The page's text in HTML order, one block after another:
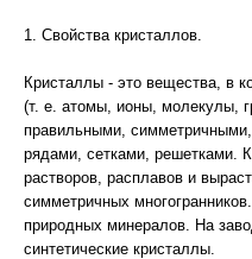
1. Свойства кристаллов.
Кристаллы - это вещества, в
(т. е. атомы, ионы, молекулы,
правильными,
рядами, сетками, решетками.
растворов, расплавов и
симметричных
природных минералов. На
синтетические кристаллы.